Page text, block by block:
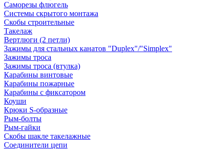
Саморезы флюгель
Системы скрытого монтажа
Скобы строительные
Такелаж
Вертлюги (2 петли)
Зажимы для стальных канатов "Duplex"/"Simplex"
Зажимы троса
Зажимы троса (втулка)
Карабины винтовые
Карабины пожарные
Карабины с фиксатором
Коуши
Крюки S-образные
Рым-болты
Рым-гайки
Скобы шакле такелажные
Соединители цепи